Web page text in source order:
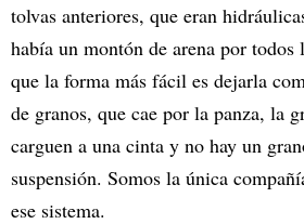
tolvas anteriores, que eran
había un montón de arena por todos
que la forma más fácil es dejarla
de granos, que cae por la panza, la
carguen a una cinta y no hay un
suspensión. Somos la única
ese sistema.